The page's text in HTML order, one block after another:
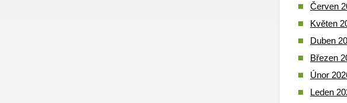
Červen
Květen
Duben
Březen
Únor
Leden